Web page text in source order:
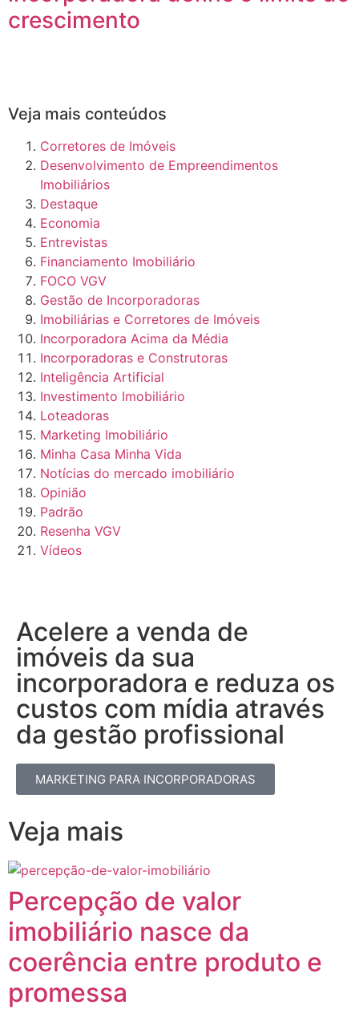
crescimento
Veja mais conteúdos
Corretores de Imóveis
Desenvolvimento de Empreendimentos
Imobiliários
Destaque
Economia
Entrevistas
Financiamento Imobiliário
FOCO VGV
Gestão de Incorporadoras
Imobiliárias e Corretores de Imóveis
Incorporadora Acima da Média
Incorporadoras e Construtoras
Inteligência Artificial
Investimento Imobiliário
Loteadoras
Marketing Imobiliário
Minha Casa Minha Vida
Notícias do mercado imobiliário
Opinião
Padrão
Resenha VGV
Vídeos
Acelere a venda de
imóveis da sua
incorporadora e reduza os
custos com mídia através
da gestão profissional​
MARKETING PARA INCORPORADORAS
Veja mais
Percepção de valor
imobiliário nasce da
coerência entre produto e
promessa